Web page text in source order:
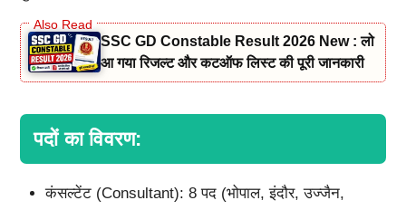
SSC GD Constable Result 2026 New : लो
आ गया रिजल्ट और कटऑफ लिस्ट की पूरी जानकारी
पदों का विवरण:
कंसल्टेंट (Consultant): 8 पद (भोपाल, इंदौर, उज्जैन,